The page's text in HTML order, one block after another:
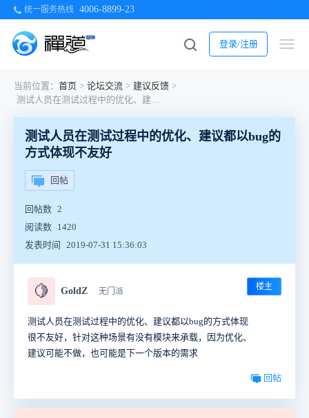
统一服务热线 4006-8899-23
登录/注册
当前位置： 首页 > 论坛交流 > 建议反馈 >
测试人员在测试过程中的优化、建议都以bug的方式体现不友好
测试人员在测试过程中的优化、建议都以bug的
方式体现不友好
回帖
回帖数 2
阅读数 1420
发表时间
2019-07-31 15:36:03
🍋 GoldZ 无门派 楼主
测试人员在测试过程中的优化、建议都以bug的方式体现
很不友好，针对这种场景有没有模块来承载，因为优化、
建议可能不做，也可能是下一个版本的需求
回帖